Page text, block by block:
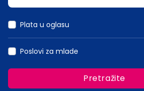
Plata u oglasu
Poslovi za mlade
Pretražite